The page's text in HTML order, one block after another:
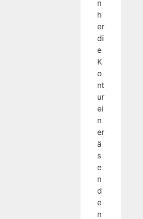
n
h
er
di
e
K
o
nt
ur
ei
n
er
ä
s
e
n
d
e
n